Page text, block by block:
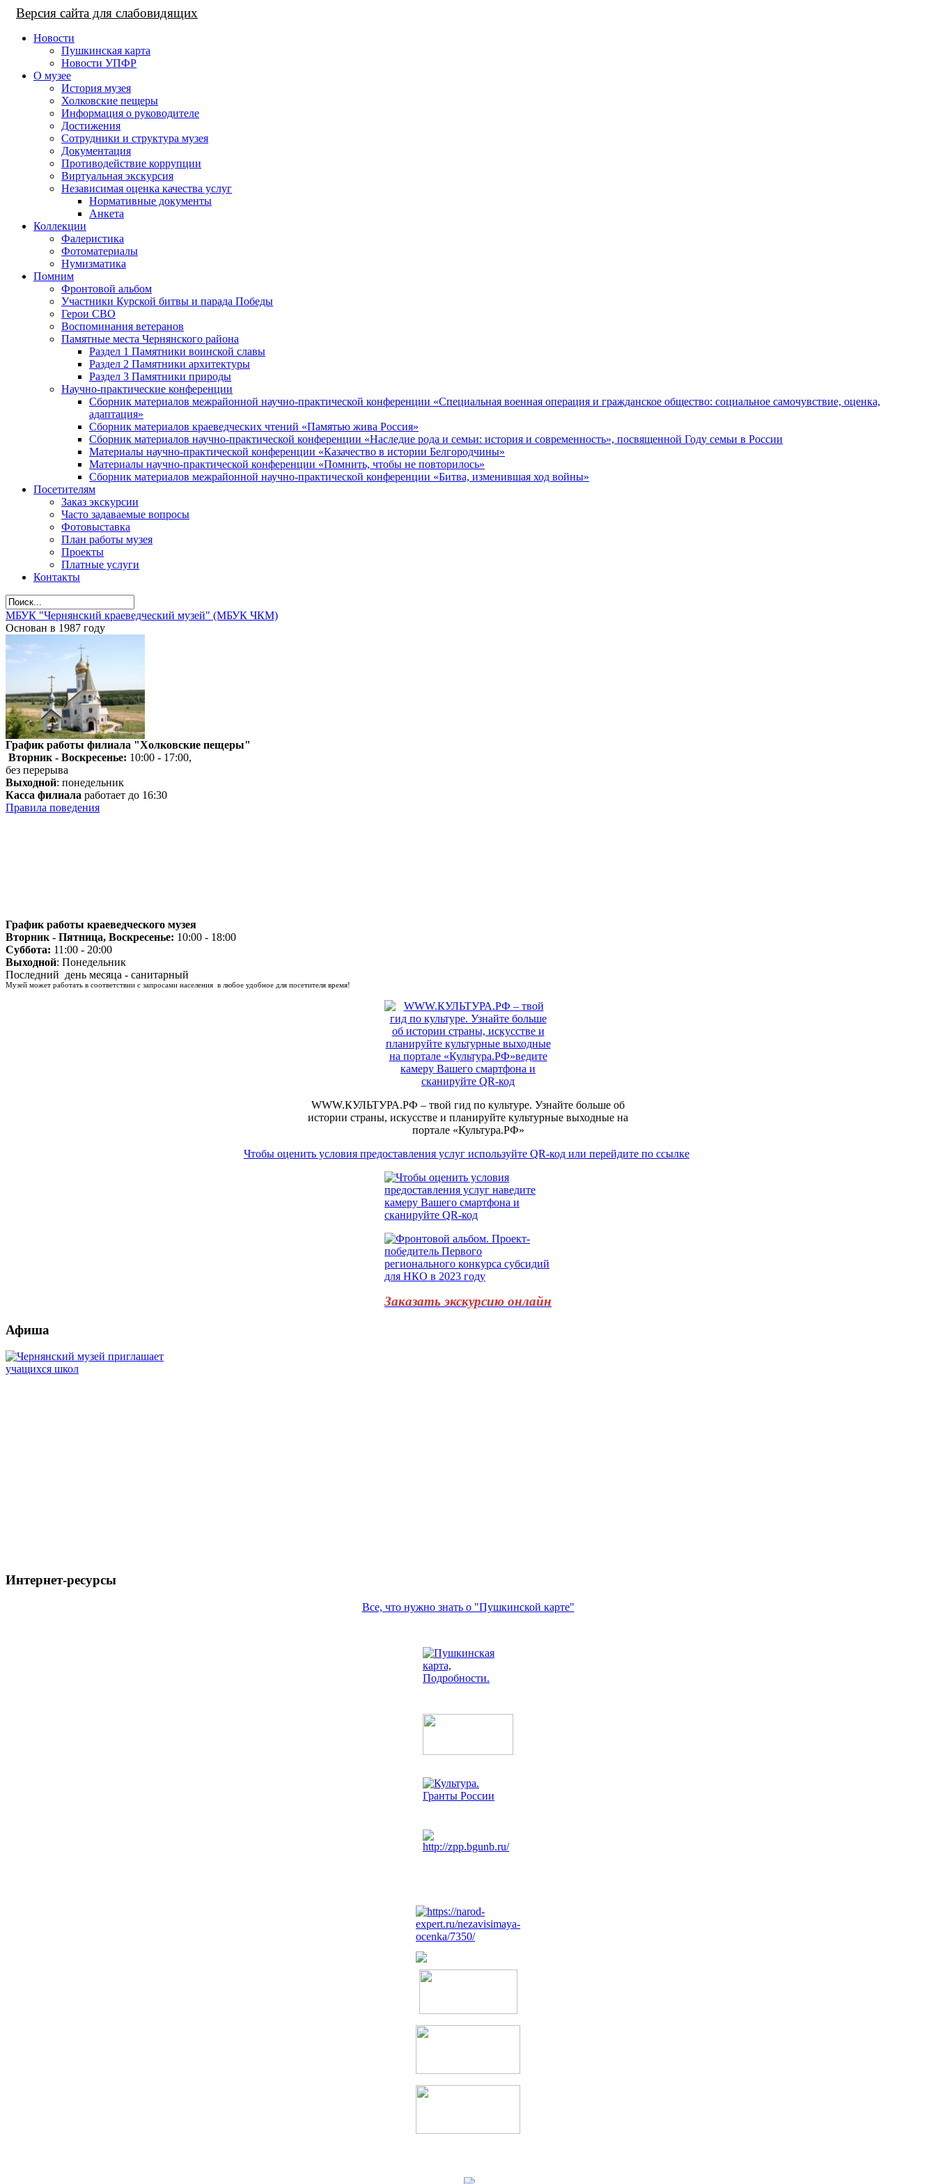
Версия сайта для слабовидящих
Новости
Пушкинская карта
Новости УПФР
О музее
История музея
Холковские пещеры
Информация о руководителе
Достижения
Сотрудники и структура музея
Документация
Противодействие коррупции
Виртуальная экскурсия
Независимая оценка качества услуг
Нормативные документы
Анкета
Коллекции
Фалеристика
Фотоматериалы
Нумизматика
Помним
Фронтовой альбом
Участники Курской битвы и парада Победы
Герои СВО
Воспоминания ветеранов
Памятные места Чернянского района
Раздел 1 Памятники воинской славы
Раздел 2 Памятники архитектуры
Раздел 3 Памятники природы
Научно-практические конференции
Сборник материалов межрайонной научно-практической конференции «Специальная военная операция и гражданское общество: социальное самочувствие, оценка,
адаптация»
Сборник материалов краеведческих чтений «Памятью жива Россия»
Сборник материалов научно-практической конференции «Наследие рода и семьи: история и современность», посвященной Году семьи в России
Материалы научно-практической конференции «Казачество в истории Белгородчины»
Материалы научно-практической конференции «Помнить, чтобы не повторилось»
Сборник материалов межрайонной научно-практической конференции «Битва, изменившая ход войны»
Посетителям
Заказ экскурсии
Часто задаваемые вопросы
Фотовыставка
План работы музея
Проекты
Платные услуги
Контакты
МБУК "Чернянский краеведческий музей" (МБУК ЧКМ)
Основан в 1987 году
График работы филиала "Холковские пещеры"
Вторник - Воскресенье: 10:00 - 17:00,
без перерыва
Выходной: понедельник
Касса филиала работает до 16:30
Правила поведения
График работы краеведческого музея
Вторник - Пятница, Воскресенье: 10:00 - 18:00
Суббота: 11:00 - 20:00
Выходной: Понедельник
Последний день месяца - санитарный
Музей может работать в соответствии с запросами населения в любое удобное для посетителя время!
WWW.КУЛЬТУРА.РФ – твой гид по культуре. Узнайте больше об
истории страны, искусстве и планируйте культурные выходные на
портале «Культура.РФ»
Чтобы оценить условия предоставления услуг используйте QR-код или перейдите по ссылке
Заказать экскурсию онлайн
Афиша
Интернет-ресурсы
Все, что нужно знать о "Пушкинской карте"